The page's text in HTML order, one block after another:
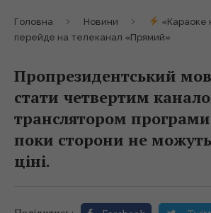
Головна Новини
«Караоке
перейде на телеканал «Прямий»
Пропрезидентський
стати четвертим
транслятором
поки сторони не можуть
ціні.